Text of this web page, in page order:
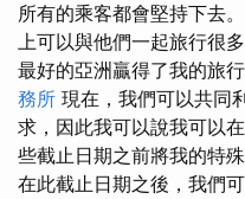
所有的乘客都會堅持下去。
上可以與他們一起旅行很多
最好的亞洲贏得了我的旅
務所 現在，我們可以共同
求，因此我可以說我可以
些截止日期之前將我的特
在此截止日期之後，我們